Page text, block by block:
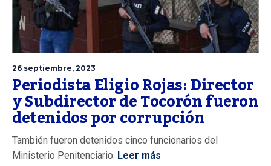
26 septiembre, 2023
Periodista Eligio Rojas: Director
y Subdirector de Tocorón fueron
detenidos por corrupción
También fueron detenidos cinco funcionarios del
Ministerio Penitenciario. Leer más